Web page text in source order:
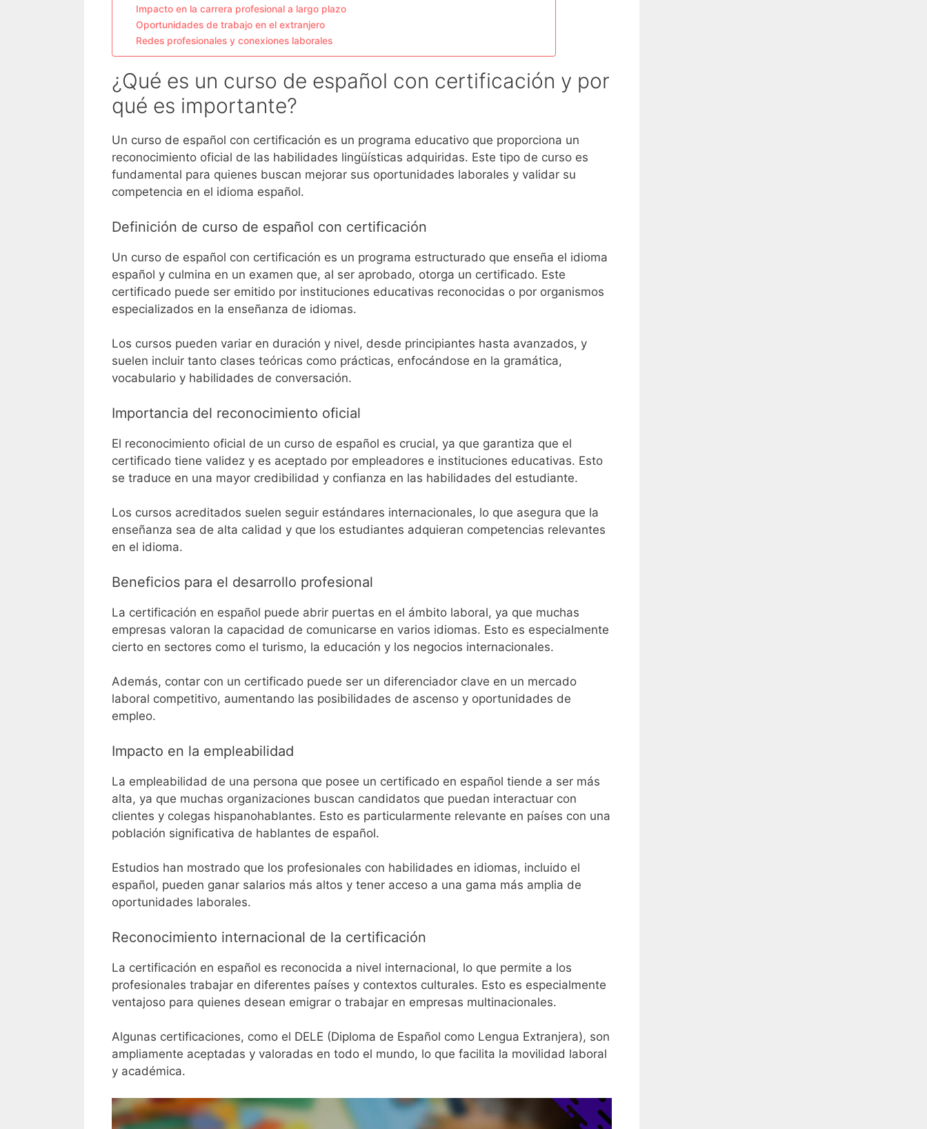
Impacto en la carrera profesional a largo plazo
Oportunidades de trabajo en el extranjero
Redes profesionales y conexiones laborales
¿Qué es un curso de español con certificación y por
qué es importante?
Un curso de español con certificación es un programa educativo que proporciona un
reconocimiento oficial de las habilidades lingüísticas adquiridas. Este tipo de curso es
fundamental para quienes buscan mejorar sus oportunidades laborales y validar su
competencia en el idioma español.
Definición de curso de español con certificación
Un curso de español con certificación es un programa estructurado que enseña el idioma
español y culmina en un examen que, al ser aprobado, otorga un certificado. Este
certificado puede ser emitido por instituciones educativas reconocidas o por organismos
especializados en la enseñanza de idiomas.
Los cursos pueden variar en duración y nivel, desde principiantes hasta avanzados, y
suelen incluir tanto clases teóricas como prácticas, enfocándose en la gramática,
vocabulario y habilidades de conversación.
Importancia del reconocimiento oficial
El reconocimiento oficial de un curso de español es crucial, ya que garantiza que el
certificado tiene validez y es aceptado por empleadores e instituciones educativas. Esto
se traduce en una mayor credibilidad y confianza en las habilidades del estudiante.
Los cursos acreditados suelen seguir estándares internacionales, lo que asegura que la
enseñanza sea de alta calidad y que los estudiantes adquieran competencias relevantes
en el idioma.
Beneficios para el desarrollo profesional
La certificación en español puede abrir puertas en el ámbito laboral, ya que muchas
empresas valoran la capacidad de comunicarse en varios idiomas. Esto es especialmente
cierto en sectores como el turismo, la educación y los negocios internacionales.
Además, contar con un certificado puede ser un diferenciador clave en un mercado
laboral competitivo, aumentando las posibilidades de ascenso y oportunidades de
empleo.
Impacto en la empleabilidad
La empleabilidad de una persona que posee un certificado en español tiende a ser más
alta, ya que muchas organizaciones buscan candidatos que puedan interactuar con
clientes y colegas hispanohablantes. Esto es particularmente relevante en países con una
población significativa de hablantes de español.
Estudios han mostrado que los profesionales con habilidades en idiomas, incluido el
español, pueden ganar salarios más altos y tener acceso a una gama más amplia de
oportunidades laborales.
Reconocimiento internacional de la certificación
La certificación en español es reconocida a nivel internacional, lo que permite a los
profesionales trabajar en diferentes países y contextos culturales. Esto es especialmente
ventajoso para quienes desean emigrar o trabajar en empresas multinacionales.
Algunas certificaciones, como el DELE (Diploma de Español como Lengua Extranjera), son
ampliamente aceptadas y valoradas en todo el mundo, lo que facilita la movilidad laboral
y académica.